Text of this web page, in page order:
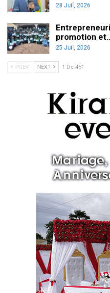
28 Juil, 2026
promotion
25 Juil, 2026
PREV NEXT 1 De 451